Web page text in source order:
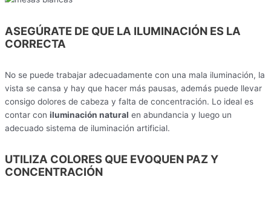
ASEGÚRATE DE QUE LA ILUMINACIÓN ES LA
CORRECTA
No se puede trabajar adecuadamente con una mala iluminación, la
vista se cansa y hay que hacer más pausas, además puede llevar
consigo dolores de cabeza y falta de concentración. Lo ideal es
contar con iluminación natural en abundancia y luego un
adecuado sistema de iluminación artificial.
UTILIZA COLORES QUE EVOQUEN PAZ Y
CONCENTRACIÓN